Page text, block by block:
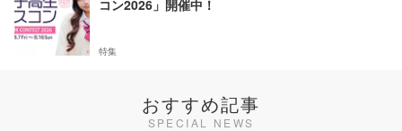
コン2026」開催中！
特集
おすすめ記事
SPECIAL NEWS